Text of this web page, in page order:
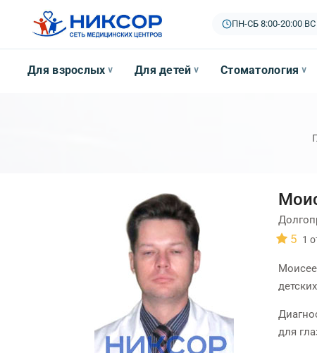
ПН-СБ 8:00-20:00| ВС
Для взрослых ∨ Для детей ∨ Стоматология ∨
5 1
для